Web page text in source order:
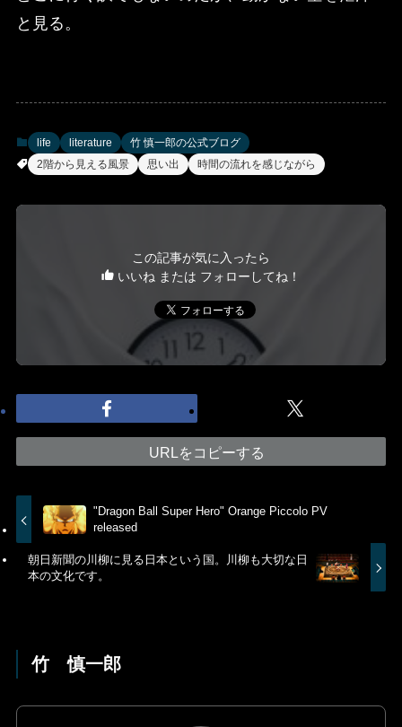
と見る。
life literature
竹 慎一郎の公式ブログ
2階から見える風景
思い出 時間の流れを感じながら
この記事が気に入ったら
いいね または フォローしてね！
URLをコピーする
"Dragon Ball Super Hero" Orange Piccolo PV
released
朝日新聞の川柳に見る日本という国。川柳も大切な日
本の文化です。
竹 慎一郎